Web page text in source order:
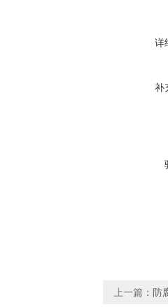
详
补
上一篇： 防